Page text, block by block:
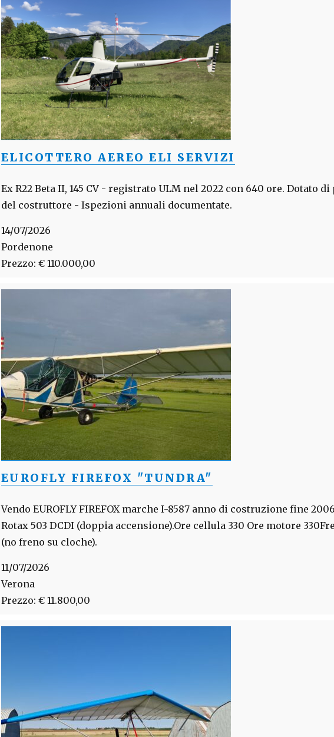
ELICOTTERO AEREO ELI SERVIZI
Ex R22 Beta II, 145 CV - registrato ULM nel 2022 con 640 ore. Dotato
del costruttore - Ispezioni annuali documentate.
14/07/2026
Pordenone
Prezzo: € 110.000,00
EUROFLY FIREFOX "TUNDRA"
Vendo EUROFLY FIREFOX marche I-8587 anno di costruzione fine
Rotax 503 DCDI (doppia accensione).Ore cellula 330 Ore motore
(no freno su cloche).
11/07/2026
Verona
Prezzo: € 11.800,00